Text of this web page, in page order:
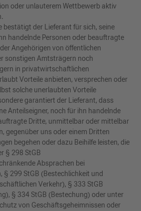
oder unlauterem Wettbewerb aktiv
bestätigt der Lieferant für sich, seine
handelnde Personen oder beauftragte
Angehörigen von öffentlichen
sonstigen Amtsträgern noch
in privatwirtschaftlichen
Vorteile anbieten, versprechen oder
solche unerlaubten Vorteile
garantiert der Lieferant, dass
Anteilseigner, noch für ihn handelnde
Dritte, unmittelbar oder mittelbar
gegenüber uns oder einem Dritten
begehen oder dazu Beihilfe leisten, die
§ 298 StGB
Absprachen bei
§ 299 StGB (Bestechlichkeit und
Verkehr), § 333 StGB
§ 334 StGB (Bestechung) oder unter
von Geschäftsgeheimnissen oder